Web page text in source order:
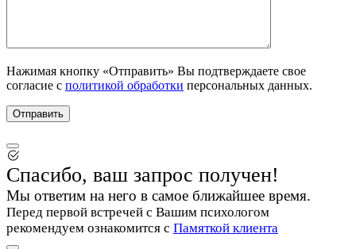
Нажимая кнопку «Отправить» Вы подтверждаете свое
согласие с политикой обработки персональных данных.
Спасибо, ваш запрос получен!
Мы ответим на него в самое ближайшее время.
Перед первой встречей с Вашим психологом
рекомендуем ознакомится с Памяткой клиента